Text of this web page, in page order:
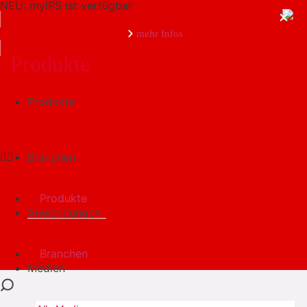
NEU: myIPS ist verfügbar
mehr Infos
Produkte
Branchen
Anwendungen
Medien
Produkte
Branchen
Produkte